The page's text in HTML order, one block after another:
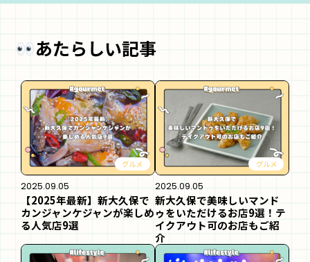
あたらしい記事
グルメ
2025.09.05
【2025年最新】新大久保で
カンジャンケジャンが楽しめ
る人気店9選
グルメ
2025.09.05
新大久保で美味しいマンド
ゥをいただけるお店9選！テ
イクアウト可のお店もご紹
介